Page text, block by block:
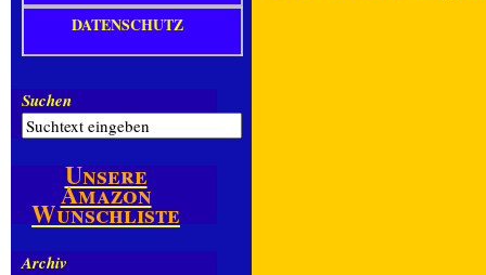
DATENSCHUTZ
Suchen
Unsere
Amazon
Wunschliste
Archiv